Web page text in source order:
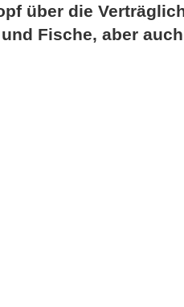
über die
Fische, aber